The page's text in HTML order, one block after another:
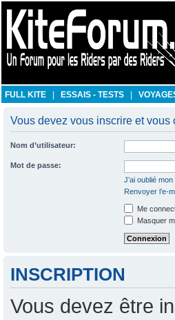
FULL KITE ESSAIS - TESTS
Vous devez vous inscrire et
Nom d’utilisateur:
Mot de passe:
J’ai oublié
Renvoyer l’e-
Me
Masquer
INSCRIPTION
Vous devez être